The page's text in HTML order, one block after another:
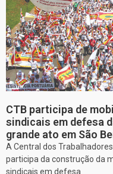
CTB participa de
sindicais em defesa
grande ato em São
A Central dos
participa da construção da
sindicais em defesa